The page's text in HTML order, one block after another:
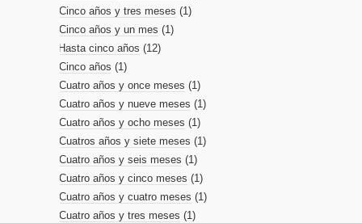
Cinco años y tres meses (1)
Cinco años y un mes (1)
Hasta cinco años (12)
Cinco años (1)
Cuatro años y once meses (1)
Cuatro años y nueve meses (1)
Cuatro años y ocho meses (1)
Cuatros años y siete meses (1)
Cuatro años y seis meses (1)
Cuatro años y cinco meses (1)
Cuatro años y cuatro meses (1)
Cuatro años y tres meses (1)